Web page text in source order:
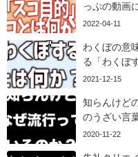
っぷの動画
2022-04-11
わくぼの意
る「わくぼ
2021-12-15
知らんけど
のうざい言
2020-11-22